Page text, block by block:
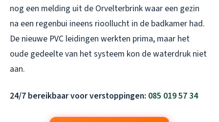
nog een melding uit de Orvelterbrink waar een gezin
na een regenbui ineens rioollucht in de badkamer had.
De nieuwe PVC leidingen werkten prima, maar het
oude gedeelte van het systeem kon de waterdruk niet
aan.
24/7 bereikbaar voor verstoppingen: 085 019 57 34